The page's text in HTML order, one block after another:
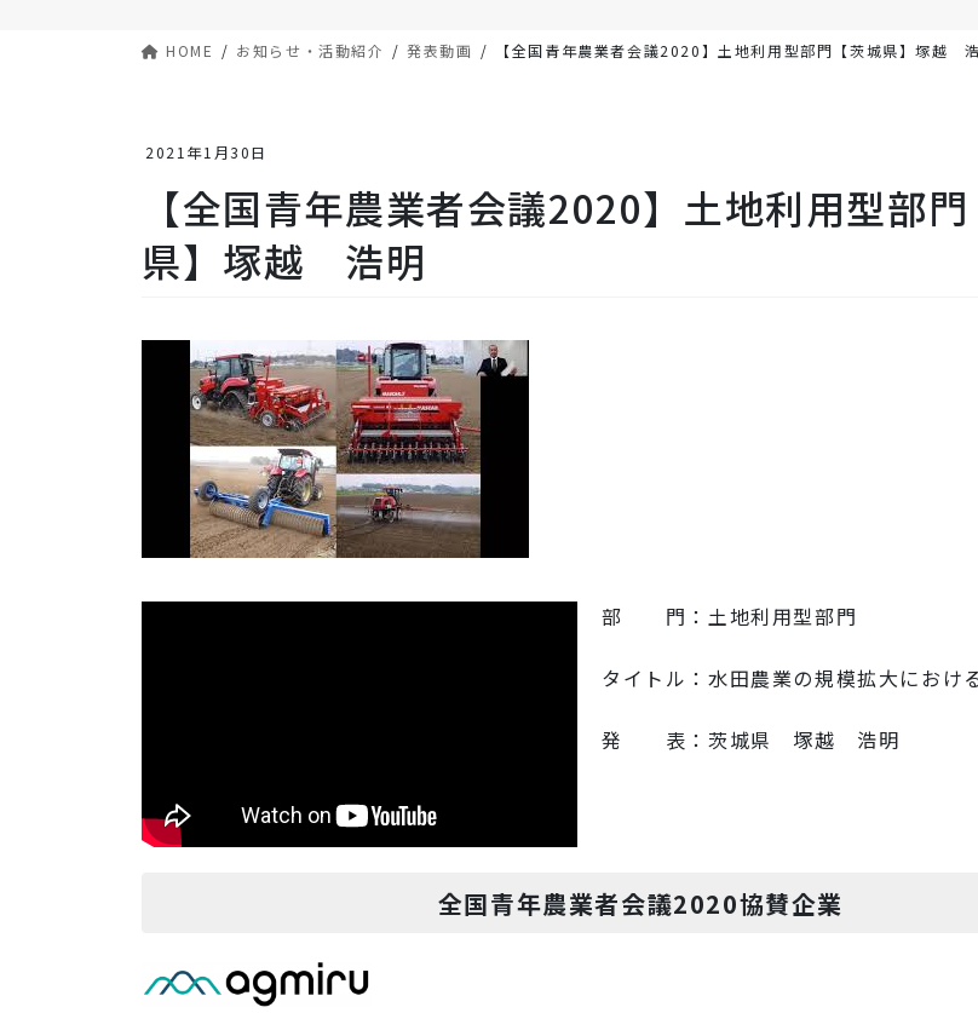
HOME お知らせ・活動紹介 発表動画 【全国青年農業者会議2020】土地利用型部門【茨城県】塚越
2021年1月30日
【全国青年農業者会議2020】土地利用型部
県】塚越 浩明
部 門：土地利用型部門
タイトル：水田農業の規模拡大におけ
発 表：茨城県 塚越 浩明
全国青年農業者会議2020協賛企業